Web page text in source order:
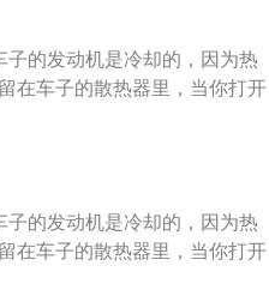
发动机，排净带有积垢的冷却
的发动机是冷却的，因为热
在车子的散热器里，当你打开
样也会损坏热的发动机；2、
器的纹理清洗，不要反方向。
格后，再用水管放水，缓缓的
器盖由一个顶部扁平金属
的弹簧组成。弹簧和橡胶封铅
缩的话，那么盖子已经不能再
的发动机是冷却的，因为热
在车子的散热器里，当你打开
样也会损坏热的发动机；2、